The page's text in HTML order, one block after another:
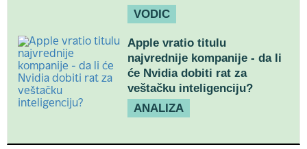
VODIC
Apple vratio titulu
najvrednije kompanije - da li
će Nvidia dobiti rat za
veštačku inteligenciju?
ANALIZA